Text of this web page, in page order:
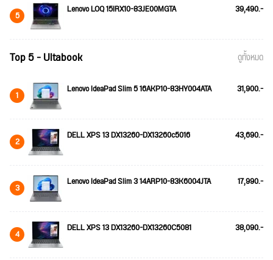
5 Lenovo LOQ 15IRX10-83JE00MGTA 39,490.-
Top 5 - Ultabook ดูทั้งหมด
1 Lenovo IdeaPad Slim 5 16AKP10-83HY004ATA 31,900.-
2 DELL XPS 13 DX13260-DX13260c5016 43,690.-
3 Lenovo IdeaPad Slim 3 14ARP10-83K6004JTA 17,990.-
4 DELL XPS 13 DX13260-DX13260C5081 38,090.-